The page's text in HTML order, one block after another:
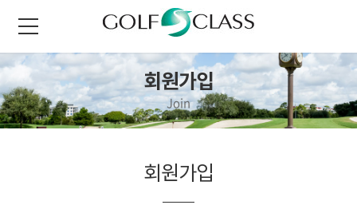
회원가입
Join
회원가입